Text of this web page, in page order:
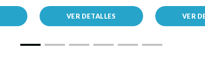
VER DETALLES VER